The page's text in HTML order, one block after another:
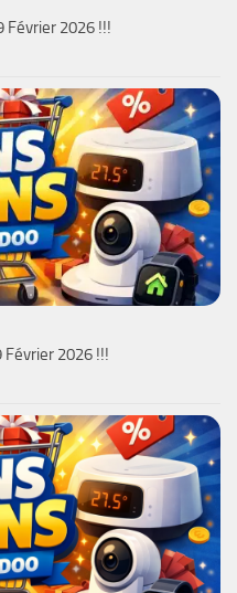
Février 2026 !!!
Février 2026 !!!